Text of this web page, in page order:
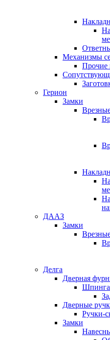
Механизмы
Прочие
Герион
Замки
ДААЗ
Замки
Делга
Дверная
Дверные
Ручки-
Замки